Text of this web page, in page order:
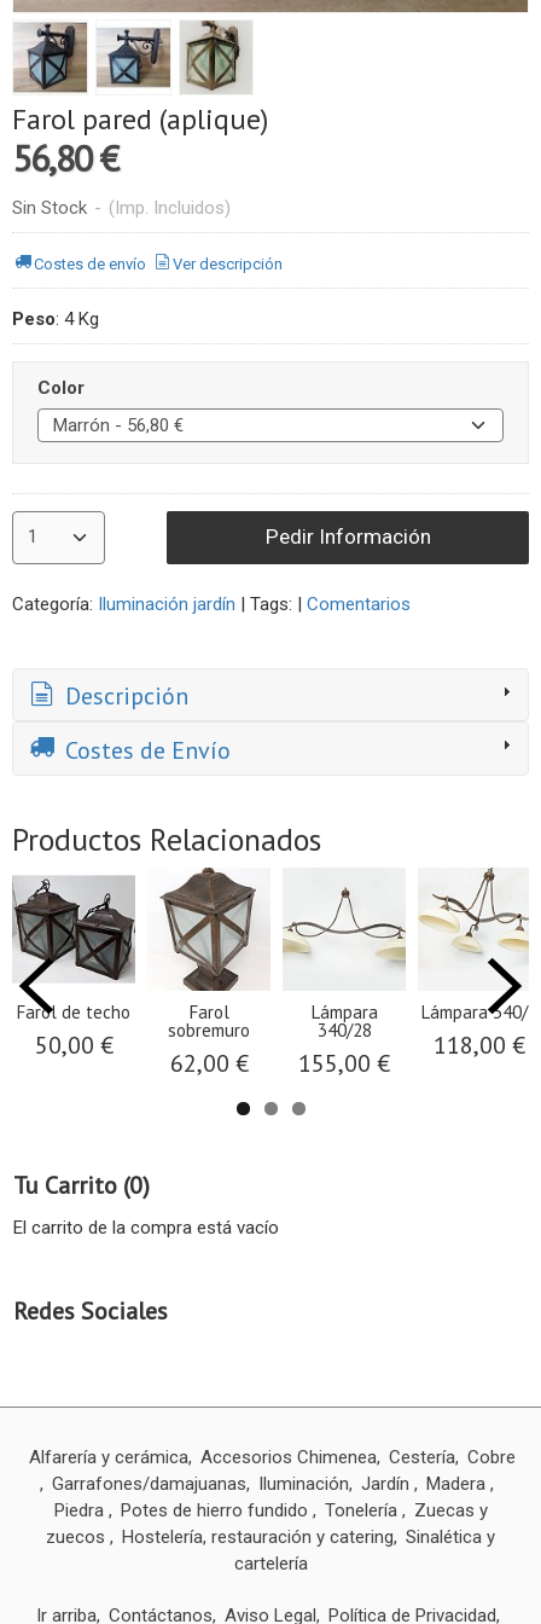
Tu Carrito (0)
El carrito de la compra está vacío
Redes Sociales
Farol pared (aplique)
56,80 €
Sin Stock - (Imp. Incluidos)
Costes de envío Ver descripción
Peso: 4 Kg
Color
Pedir Información
Categoría: Iluminación jardín | Tags: | Comentarios
Descripción
Costes de Envío
Productos Relacionados
Farol de techo
50,00 €
Farol
sobremuro
62,00 €
Lámpara
340/28
155,00 €
Lámpara 340/3
118,00 €
Alfarería y cerámica Accesorios Chimenea Cestería Cobre
Garrafones/damajuanas
Iluminación Jardín
Madera
Piedra
Potes de hierro fundido Tonelería
Zuecas y
zuecos
Hostelería, restauración y catering
Sinalética y
cartelería
Ir arriba Contáctanos Aviso Legal Política de Privacidad